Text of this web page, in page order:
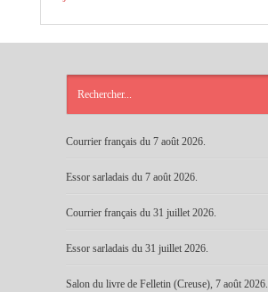
Courrier français du 7 août 2026.
Essor sarladais du 7 août 2026.
Courrier français du 31 juillet 2026.
Essor sarladais du 31 juillet 2026.
Salon du livre de Felletin (Creuse), 7 août 2026.